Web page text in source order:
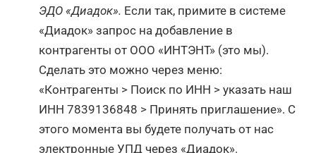
ЭДО «Диадок». Если так, примите в системе
«Диадок» запрос на добавление в
контрагенты от ООО «ИНТЭНТ» (это мы).
Сделать это можно через меню:
«Контрагенты > Поиск по ИНН > указать наш
ИНН 7839136848 > Принять приглашение». С
этого момента вы будете получать от нас
электронные УПД через «Диадок».